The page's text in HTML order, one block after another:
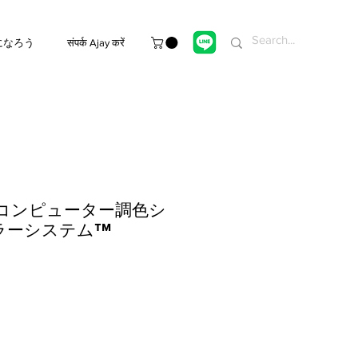
ろう संपर्क Ajay करें
ンピューター調色シ
ーシステム™